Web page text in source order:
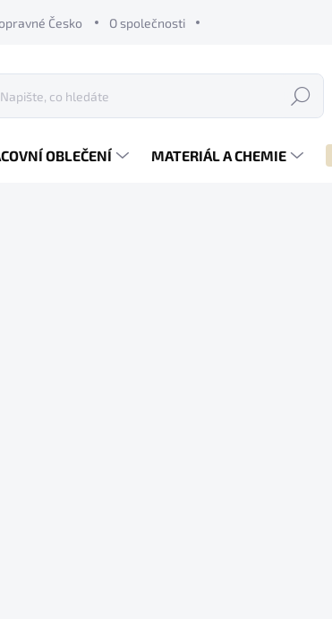
Česko O společnosti
Hledat
OBLEČENÍ MATERIÁL A CHEMIE